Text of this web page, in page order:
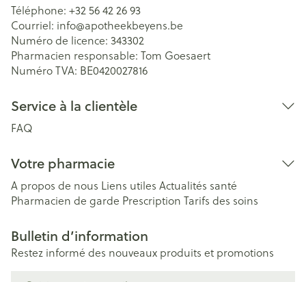
Téléphone: +32 56 42 26 93
Courriel: info@apotheekbeyens.be
Numéro de licence: 343302
Pharmacien responsable: Tom Goesaert
Numéro TVA: BE0420027816
Service à la clientèle
FAQ
Votre pharmacie
A propos de nous Liens utiles Actualités santé
Pharmacien de garde Prescription Tarifs des soins
Bulletin d’information
Restez informé des nouveaux produits et promotions